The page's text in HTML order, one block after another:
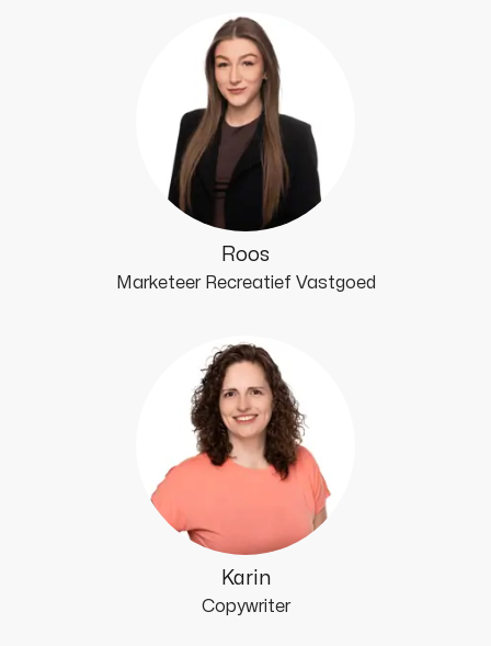
Roos
Marketeer Recreatief Vastgoed
Karin
Copywriter